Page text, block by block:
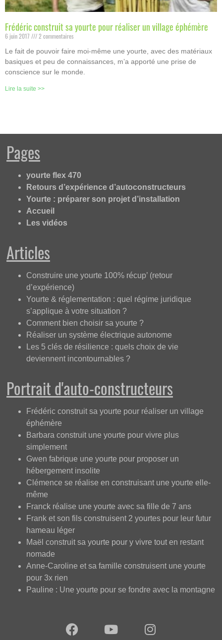
Frédéric construit sa yourte pour réaliser un village éphémère
6 juin 2017 2 commentaires
Le fait de pouvoir faire moi-même une yourte, avec des matériaux
basiques et peu de connaissances, m’a apporté une prise de
conscience sur le monde.
Lire la suite >>
Pages
yourte flex 470
Retours d’expérience d’autoconstructeurs
Yourte : préparer son projet d’installation
Accueil
Les vidéos
Articles
Construire une yourte 100% récup’ (retour
d’expérience)
Yourte & réglementation : quel régime juridique
s’applique à votre situation ?
Comment bien choisir sa yourte ?
Réaliser un système électrique autonome
Les 5 clés de résilience : quels choix de vie
deviennent incontournables ?
Portrait d'auto-constructeurs
Frédéric construit sa yourte pour réaliser un village
éphémère
Barbara construit une yourte pour vivre plus
simplement
Gwen fabrique une yourte pour proposer un
hébergement insolite
Clémence se réalise en construisant une yourte elle-
même
Franck réalise une yourte avec sa fille de 7 ans
Frank et son fils construisent 2 yourtes pour leur futur
hameau léger
Maël construit sa yourte pour y vivre tout en restant
nomade
Anne-Caroline et sa famille construisent une yourte
pour 3x rien
Pauline : Une yourte pour se fondre avec la montagne